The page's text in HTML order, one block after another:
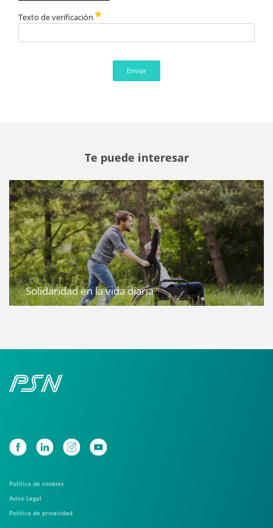
Texto de verificación
Enviar
Te puede interesar
Solidaridad en la vida diaria
Política de cookies
Aviso Legal
Política de privacidad